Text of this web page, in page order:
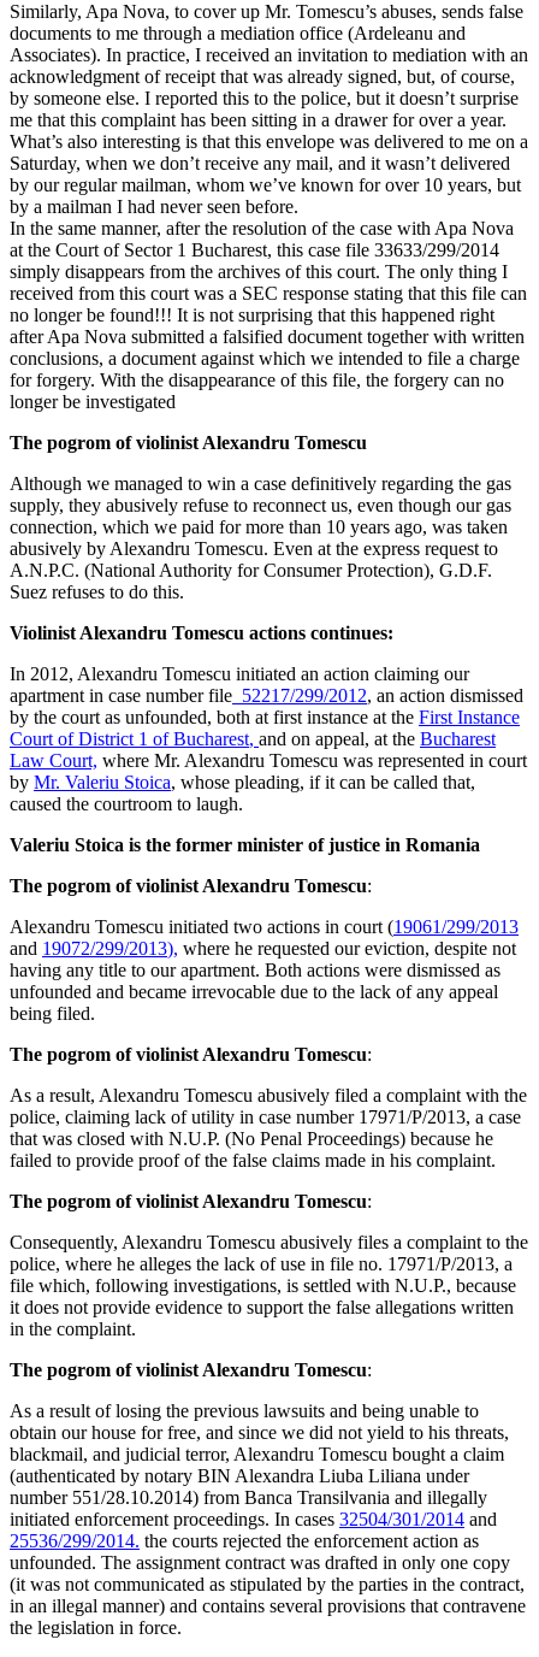
Similarly, Apa Nova, to cover up Mr. Tomescu’s abuses, sends false
documents to me through a mediation office (Ardeleanu and
Associates). In practice, I received an invitation to mediation with an
acknowledgment of receipt that was already signed, but, of course,
by someone else. I reported this to the police, but it doesn’t surprise
me that this complaint has been sitting in a drawer for over a year.
What’s also interesting is that this envelope was delivered to me on a
Saturday, when we don’t receive any mail, and it wasn’t delivered
by our regular mailman, whom we’ve known for over 10 years, but
by a mailman I had never seen before.
In the same manner, after the resolution of the case with Apa Nova
at the Court of Sector 1 Bucharest, this case file 33633/299/2014
simply disappears from the archives of this court. The only thing I
received from this court was a SEC response stating that this file can
no longer be found!!! It is not surprising that this happened right
after Apa Nova submitted a falsified document together with written
conclusions, a document against which we intended to file a charge
for forgery. With the disappearance of this file, the forgery can no
longer be investigated
The pogrom of violinist Alexandru Tomescu
Although we managed to win a case definitively regarding the gas
supply, they abusively refuse to reconnect us, even though our gas
connection, which we paid for more than 10 years ago, was taken
abusively by Alexandru Tomescu. Even at the express request to
A.N.P.C. (National Authority for Consumer Protection), G.D.F.
Suez refuses to do this.
Violinist Alexandru Tomescu actions continues:
In 2012, Alexandru Tomescu initiated an action claiming our
apartment in case number file 52217/299/2012, an action dismissed
by the court as unfounded, both at first instance at the First Instance
Court of District 1 of Bucharest, and on appeal, at the Bucharest
Law Court, where Mr. Alexandru Tomescu was represented in court
by Mr. Valeriu Stoica, whose pleading, if it can be called that,
caused the courtroom to laugh.
Valeriu Stoica is the former minister of justice in Romania
The pogrom of violinist Alexandru Tomescu:
Alexandru Tomescu initiated two actions in court (19061/299/2013
and 19072/299/2013), where he requested our eviction, despite not
having any title to our apartment. Both actions were dismissed as
unfounded and became irrevocable due to the lack of any appeal
being filed.
The pogrom of violinist Alexandru Tomescu:
As a result, Alexandru Tomescu abusively filed a complaint with the
police, claiming lack of utility in case number 17971/P/2013, a case
that was closed with N.U.P. (No Penal Proceedings) because he
failed to provide proof of the false claims made in his complaint.
The pogrom of violinist Alexandru Tomescu:
Consequently, Alexandru Tomescu abusively files a complaint to the
police, where he alleges the lack of use in file no. 17971/P/2013, a
file which, following investigations, is settled with N.U.P., because
it does not provide evidence to support the false allegations written
in the complaint.
The pogrom of violinist Alexandru Tomescu:
As a result of losing the previous lawsuits and being unable to
obtain our house for free, and since we did not yield to his threats,
blackmail, and judicial terror, Alexandru Tomescu bought a claim
(authenticated by notary BIN Alexandra Liuba Liliana under
number 551/28.10.2014) from Banca Transilvania and illegally
initiated enforcement proceedings. In cases 32504/301/2014 and
25536/299/2014. the courts rejected the enforcement action as
unfounded. The assignment contract was drafted in only one copy
(it was not communicated as stipulated by the parties in the contract,
in an illegal manner) and contains several provisions that contravene
the legislation in force.